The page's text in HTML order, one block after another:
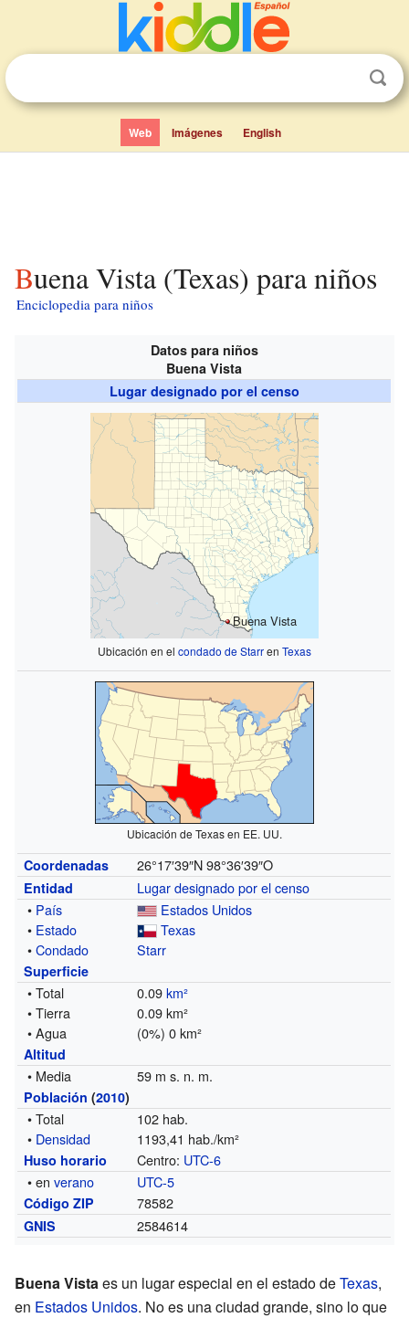
Web Imágenes English
Buena Vista (Texas) para niños
Enciclopedia para niños
Datos para niños
Buena Vista
Lugar designado por el censo
Buena Vista
Ubicación en el condado de Starren Texas
Ubicación de Texas en EE. UU.
Coordenadas 26°17′39″N 98°36′39″O
Entidad
Lugar designado por el censo
• País
Estados Unidos
• Estado
Texas
•Condado Starr
Superficie
• Total 0.09km²
• Tierra
0.09 km²
• Agua
(0%) 0 km²
Altitud
• Media 59 m s. n. m.
Población (2010)
• Total
102 hab.
• Densidad 1193,41 hab./km²
Huso horario Centro: UTC-6
• enverano UTC-5
Código ZIP 78582
GNIS 2584614
Buena Vistaes un lugar especial en el estado deTexas,
en Estados Unidos. No es una ciudad grande, sino lo que